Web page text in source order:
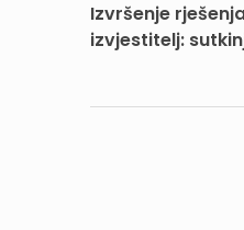
Izvršenje
izvjestitelj: